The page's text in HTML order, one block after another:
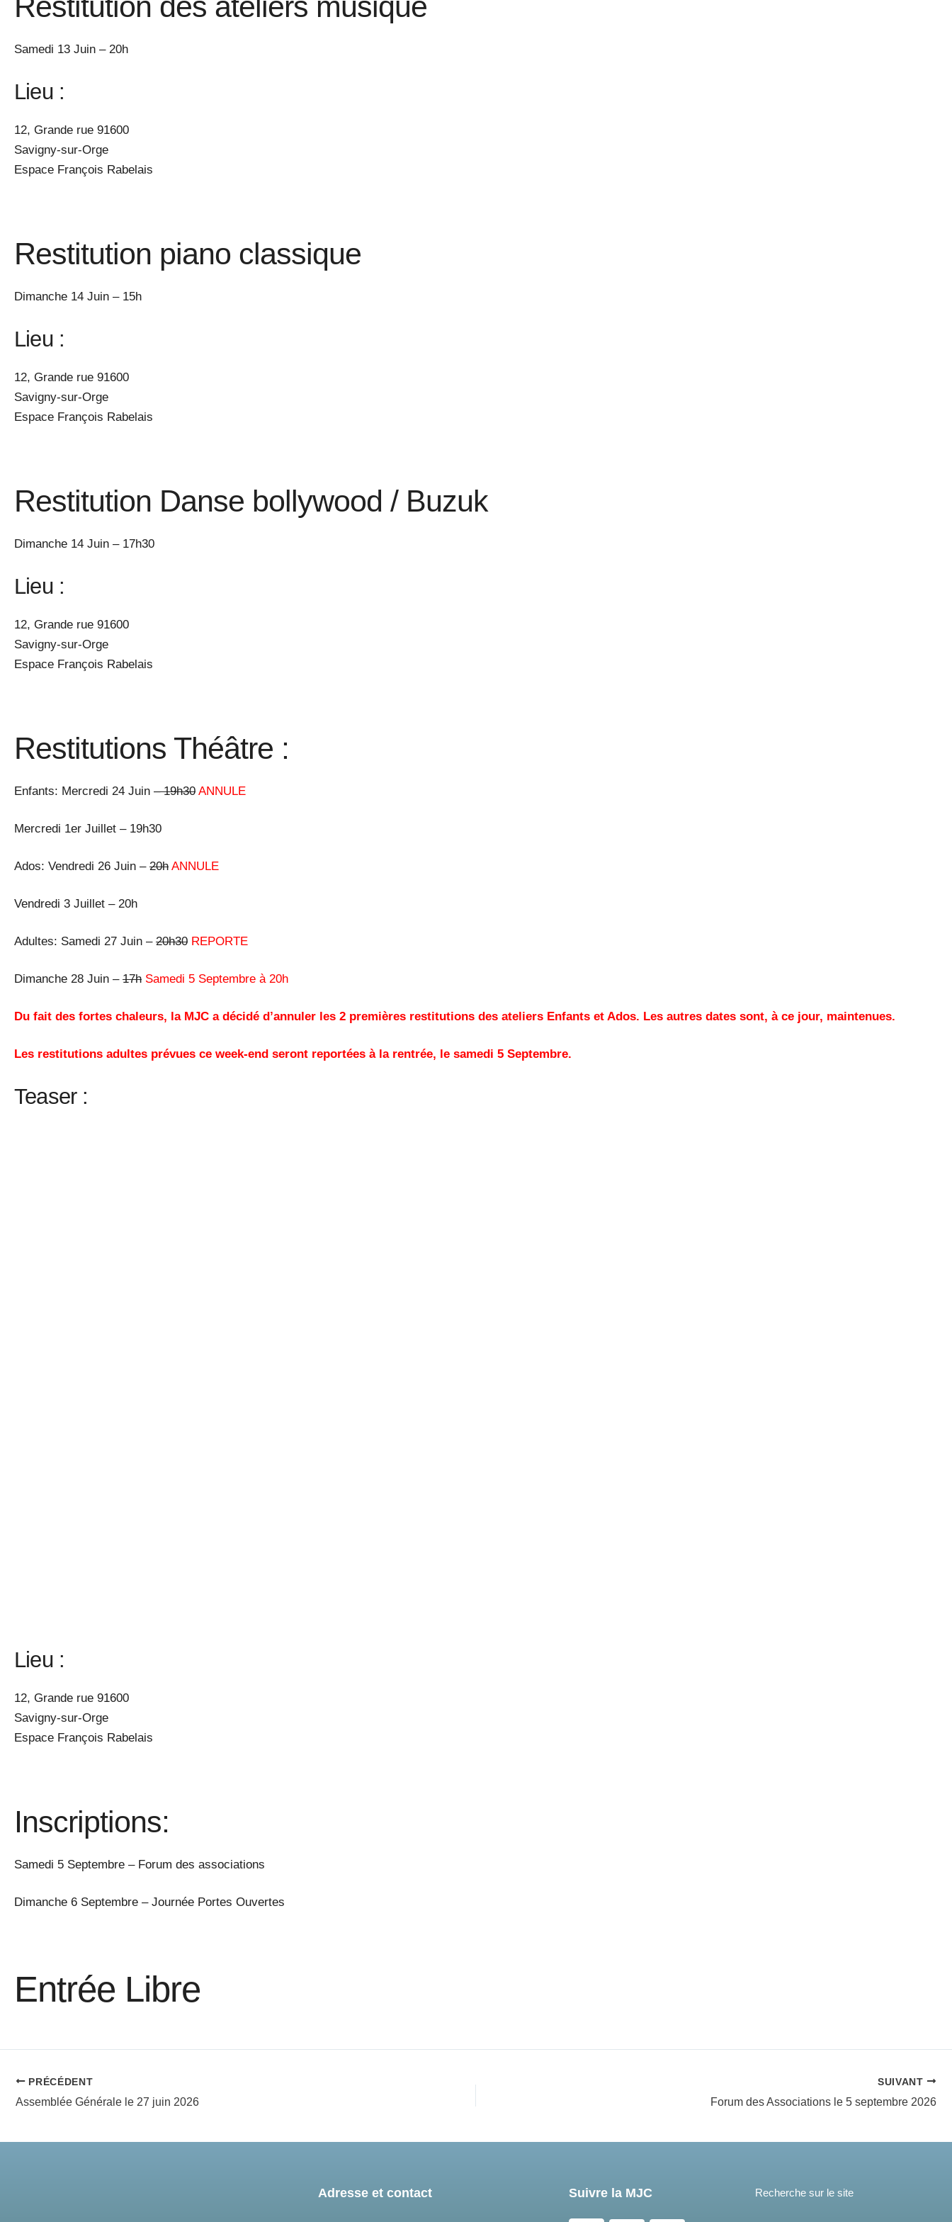
Samedi 13 Juin – 20h
Lieu :
12, Grande rue 91600
Savigny-sur-Orge
Espace François Rabelais
Restitution piano classique
Dimanche 14 Juin – 15h
Lieu :
12, Grande rue 91600
Savigny-sur-Orge
Espace François Rabelais
Restitution Danse bollywood / Buzuk
Dimanche 14 Juin – 17h30
Lieu :
12, Grande rue 91600
Savigny-sur-Orge
Espace François Rabelais
Restitutions Théâtre :
Enfants: Mercredi 24 Juin – 19h30 ANNULE
Mercredi 1er Juillet – 19h30
Ados: Vendredi 26 Juin – 20h ANNULE
Vendredi 3 Juillet – 20h
Adultes: Samedi 27 Juin – 20h30 REPORTE
Dimanche 28 Juin – 17h Samedi 5 Septembre à 20h
Du fait des fortes chaleurs, la MJC a décidé d’annuler les 2 premières restitutions des ateliers Enfants et Ados. Les autres dates sont, à ce jour, maintenues.
Les restitutions adultes prévues ce week-end seront reportées à la rentrée, le samedi 5 Septembre.
Teaser :
Lieu :
12, Grande rue 91600
Savigny-sur-Orge
Espace François Rabelais
Inscriptions:
Samedi 5 Septembre – Forum des associations
Dimanche 6 Septembre – Journée Portes Ouvertes
Entrée Libre
PRÉCÉDENT
Assemblée Générale le 27 juin 2026
SUIVANT
Forum des Associations le 5 septembre 2026
Adresse et contact Suivre la MJC Recherche sur le site